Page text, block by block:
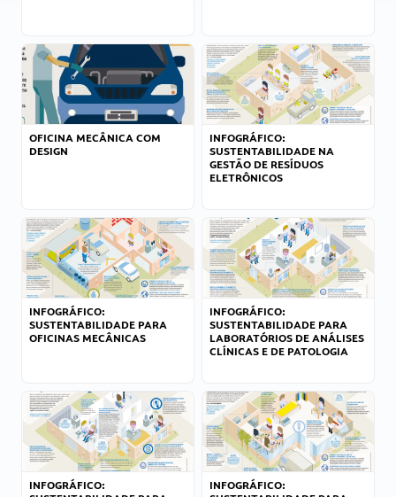
OFICINA MECÂNICA COM
DESIGN
INFOGRÁFICO:
SUSTENTABILIDADE NA
GESTÃO DE RESÍDUOS
ELETRÔNICOS
INFOGRÁFICO:
SUSTENTABILIDADE PARA
OFICINAS MECÂNICAS
INFOGRÁFICO:
SUSTENTABILIDADE PARA
LABORATÓRIOS DE ANÁLISES
CLÍNICAS E DE PATOLOGIA
INFOGRÁFICO:
INFOGRÁFICO: